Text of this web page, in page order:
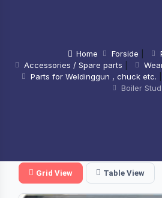
Home Forside
Accessories / Spare parts
Parts for Weldinggun , chuck etc.
Boiler Stud
Grid View Table View